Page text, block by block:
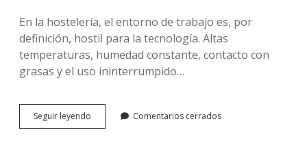
En la hostelería, el entorno de trabajo es, por
definición, hostil para la tecnología. Altas
temperaturas, humedad constante, contacto con
grasas y el uso ininterrumpido…
Seguir leyendo Blindando
tu
Comentarios cerrados